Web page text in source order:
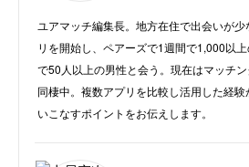
ユアマッチ編集長。地方在住で出会いが
リを開始し、ペアーズで1週間で1,000以
で50人以上の男性と会う。現在はマッチ
同棲中。複数アプリを比較し活用した経
いこなすポイントをお伝えします。